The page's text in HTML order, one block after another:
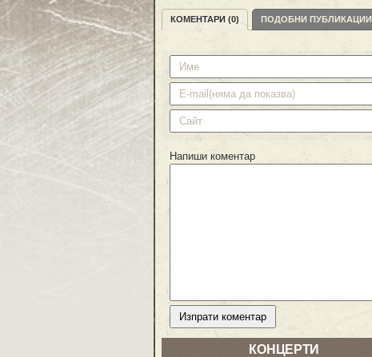
КОМЕНТАРИ (0) ПОДОБНИ ПУБЛИКАЦИИ
Напиши коментар
КОНЦЕРТИ